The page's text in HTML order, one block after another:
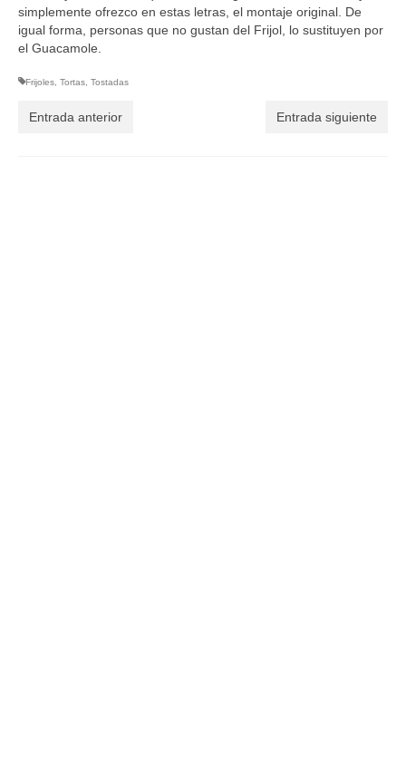
simplemente ofrezco en estas letras, el montaje original. De
igual forma, personas que no gustan del Frijol, lo sustituyen por
el Guacamole.
Frijoles Tortas Tostadas
Entrada anterior Entrada siguiente